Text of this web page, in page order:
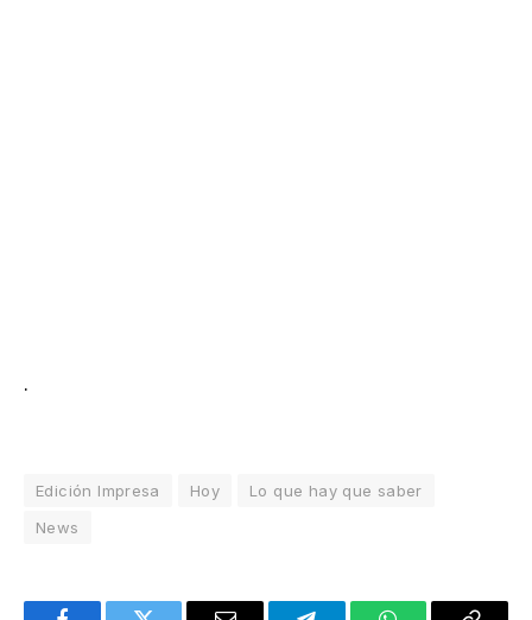
.
Edición Impresa Hoy
Lo que hay que saber
News